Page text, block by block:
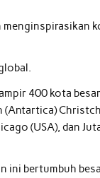
400 kota
(USA), dan
ini bertumbuh